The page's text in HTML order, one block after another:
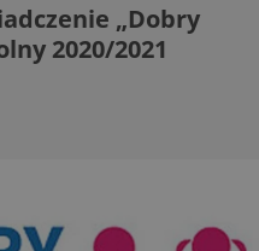
„Dobry
2020/2021